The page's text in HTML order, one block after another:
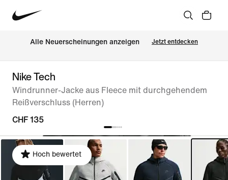
Alle Neuerscheinungen anzeigen Jetzt entdecken
Nike Tech
Windrunner-Jacke aus Fleece mit durchgehendem
Reißverschluss (Herren)
CHF 135
Hoch bewertet